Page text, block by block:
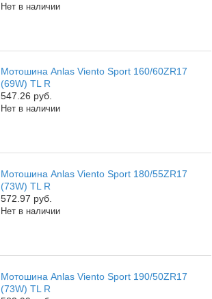
Нет в наличии
Мотошина Anlas Viento Sport 160/60ZR17
(69W) TL R
547.26 руб.
Нет в наличии
Мотошина Anlas Viento Sport 180/55ZR17
(73W) TL R
572.97 руб.
Нет в наличии
Мотошина Anlas Viento Sport 190/50ZR17
(73W) TL R